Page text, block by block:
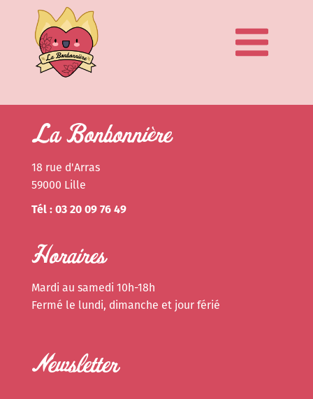
La Bonbonnière
18 rue d'Arras
59000 Lille
Tél : 03 20 09 76 49
Horaires
Mardi au samedi 10h-18h
Fermé le lundi, dimanche et jour férié
Newsletter